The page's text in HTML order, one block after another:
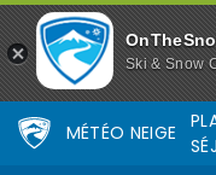
Ski & Snow
MÉTÉO NEIGE